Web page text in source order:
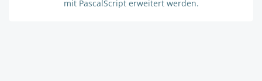
mit PascalScript erweitert werden.